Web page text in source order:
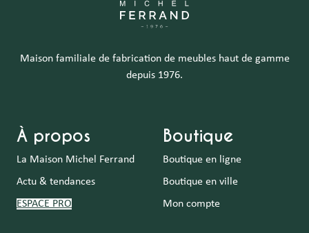
Maison familiale de fabrication de meubles haut de gamme
depuis 1976.
À propos
La Maison Michel Ferrand
Actu & tendances
ESPACE PRO
Boutique
Boutique en ligne
Boutique en ville
Mon compte